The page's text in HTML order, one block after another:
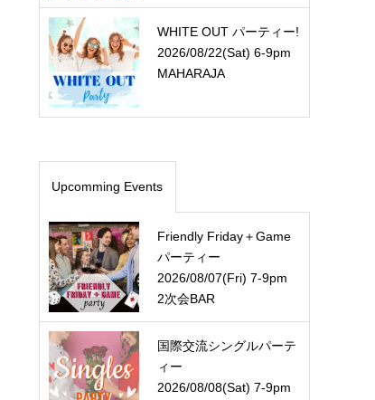
WHITE OUT パーティー!
2026/08/22(Sat) 6-9pm
MAHARAJA
Upcomming Events
Friendly Friday＋Game
パーティー
2026/08/07(Fri) 7-9pm
2次会BAR
国際交流シングルパーテ
ィー
2026/08/08(Sat) 7-9pm